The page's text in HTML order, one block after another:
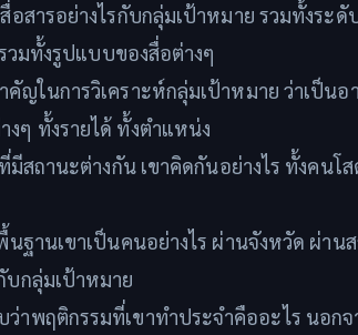
อสารอย่างไรกับกลุ่มเป้าหมาย รวมทั้งระ
วมทั้งรูปแบบของสื่อต่างๆ
ญในการวิเคราะห์กลุ่มเป้าหมาย ว่าเป็นอ
ๆ ทั้งรายได้ ทั้งตำแหน่ง
มีสถานะต่างกัน เขาคิดกันอย่างไร ทั้งคนโ
นฐานเขาเป็นคนอย่างไร ผ่านจังหวัด ผ่าน
บกลุ่มเป้าหมาย
ว่าพฤติกรรมที่เขาทำประจำคืออะไร นอก